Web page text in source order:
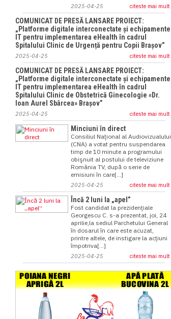
2025-04-25 citeste mai mult
COMUNICAT DE PRESĂ LANSARE PROIECT:
„Platforme digitale interconectate și echipamente
IT pentru implementarea eHealth în cadrul
Spitalului Clinic de Urgență pentru Copii Brașov”
2025-04-25 citeste mai mult
COMUNICAT DE PRESĂ LANSARE PROIECT:
„Platforme digitale interconectate și echipamente
IT pentru implementarea eHealth în cadrul
Spitalului Clinic de Obstetrică Ginecologie «Dr.
Ioan Aurel Sbârcea» Brașov”
2025-04-25 citeste mai mult
Minciuni în direct
Consiliul Naţional al Audiovizualului
(CNA) a votat pentru suspendarea
timp de 10 minute a programului
obişnuit al postului de televiziune
România TV, după o serie de
emisiuni în care[...]
2025-04-25 citeste mai mult
Încă 2 luni la „apel”
Fost candidat la prezidenţiale
Georgescu C. s-a prezentat, joi, 24
aprilie,la sediul Parchetului General
în dosarul în care este acuzat,
printre altele, de instigare la acţiuni
împotriva[...]
2025-04-25 citeste mai mult